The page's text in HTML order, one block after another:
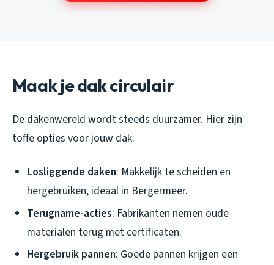
Maak je dak circulair
De dakenwereld wordt steeds duurzamer. Hier zijn
toffe opties voor jouw dak:
Losliggende daken: Makkelijk te scheiden en
hergebruiken, ideaal in Bergermeer.
Terugname-acties: Fabrikanten nemen oude
materialen terug met certificaten.
Hergebruik pannen: Goede pannen krijgen een